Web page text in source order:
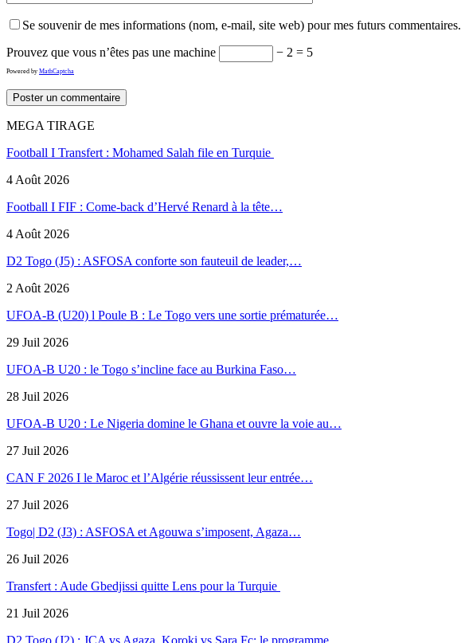
Se souvenir de mes informations (nom, e-mail, site web) pour mes futurs commentaires.
Prouvez que vous n’êtes pas une machine − 2 = 5
Powered by MathCaptcha
MEGA TIRAGE
Football I Transfert : Mohamed Salah file en Turquie
4 Août 2026
Football I FIF : Come-back d’Hervé Renard à la tête…
4 Août 2026
D2 Togo (J5) : ASFOSA conforte son fauteuil de leader,…
2 Août 2026
UFOA-B (U20) l Poule B : Le Togo vers une sortie prématurée…
29 Juil 2026
UFOA-B U20 : le Togo s’incline face au Burkina Faso…
28 Juil 2026
UFOA-B U20 : Le Nigeria domine le Ghana et ouvre la voie au…
27 Juil 2026
CAN F 2026 I le Maroc et l’Algérie réussissent leur entrée…
27 Juil 2026
Togo| D2 (J3) : ASFOSA et Agouwa s’imposent, Agaza…
26 Juil 2026
Transfert : Aude Gbedjissi quitte Lens pour la Turquie
21 Juil 2026
D2 Togo (J2) : JCA vs Agaza, Koroki vs Sara Fc; le programme…